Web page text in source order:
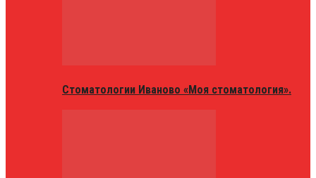
Стоматологии Иваново «Моя стоматология».